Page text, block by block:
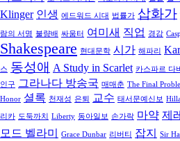
Klinger 인생 에드워드 시대 법률가 삽화가
람의 서명 불량배 싸움터 여미새 직업 경감
Shakespeare 현대문학 시가 해파리
스 동성애 A Study in Scarlet 카스파르 다
인구 그라나다 방송국 매매춘 The Final
Honor 셜록 천재성 은퇴 교수 태서문예신보
리카 도둑까치 Liberty 동아일보 손가락 마약 제
모드 벨라미
Grace Dunbar 리버티 잡지 Sir